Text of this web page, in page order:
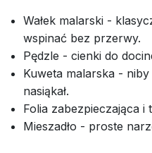
Wałek malarski -
wspinać bez przerwy.
Pędzle - cienki do
Kuweta malarska -
nasiąkał.
Folia zabezpieczająca
Mieszadło - proste